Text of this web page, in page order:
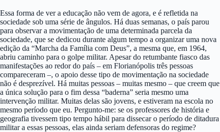
Essa forma de ver a educação não vem de agora, e é refletida na
sociedade sob uma série de ângulos. Há duas semanas, o país parou
para observar a movimentação de uma determinada parcela da
sociedade, que se dedicou durante algum tempo a organizar uma nova
edição da “Marcha da Família com Deus”, a mesma que, em 1964,
abriu caminho para o golpe militar. Apesar do retumbante fiasco das
manifestações ao redor do país – em Florianópolis três pessoas
compareceram –, o apoio desse tipo de movimentação na sociedade
não é desprezível. Há muitas pessoas – muitas mesmo – que creem que
a única solução para o fim dessa “baderna” seria mesmo uma
intervenção militar. Muitas delas são jovens, e estiveram na escola no
mesmo período que eu. Pergunto-me: se os professores de história e
geografia tivessem tipo tempo hábil para dissecar o período de ditadura
militar a essas pessoas, elas ainda seriam defensoras do regime?